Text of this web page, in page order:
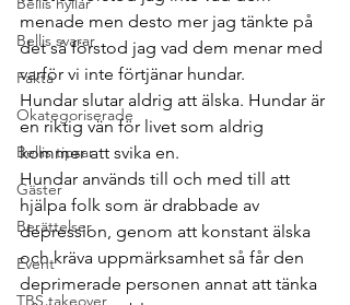
Bellis svarar
Fakta
Okategoriserade
Bellis tipsar
Gäster
Berättelser
Event
TBS takeover
menade men desto mer jag tänkte på
det så förstod jag vad dem menar med
varför vi inte förtjänar hundar.
Hundar slutar aldrig att älska. Hundar är
en riktig vän för livet som aldrig
kommer att svika en.
Hundar används till och med till att
hjälpa folk som är drabbade av
depression, genom att konstant älska
och kräva uppmärksamhet så får den
deprimerade personen annat att tänka